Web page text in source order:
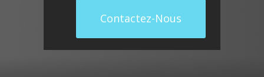
Contactez-Nous